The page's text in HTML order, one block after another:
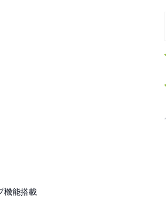
機能搭載